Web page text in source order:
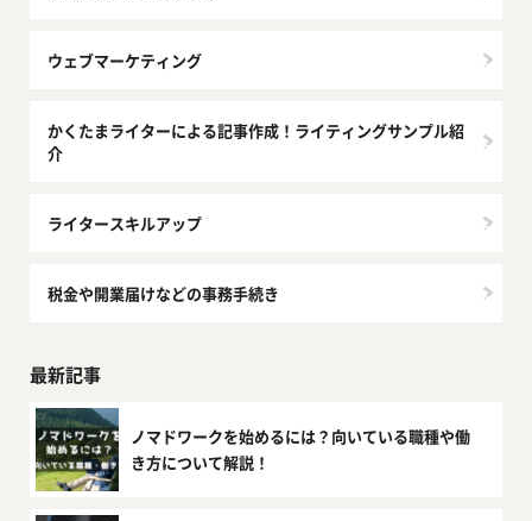
ウェブマーケティング
かくたまライターによる記事作成！ライティングサンプル紹
介
ライタースキルアップ
税金や開業届けなどの事務手続き
最新記事
ノマドワークを始めるには？向いている職種や働
き方について解説！